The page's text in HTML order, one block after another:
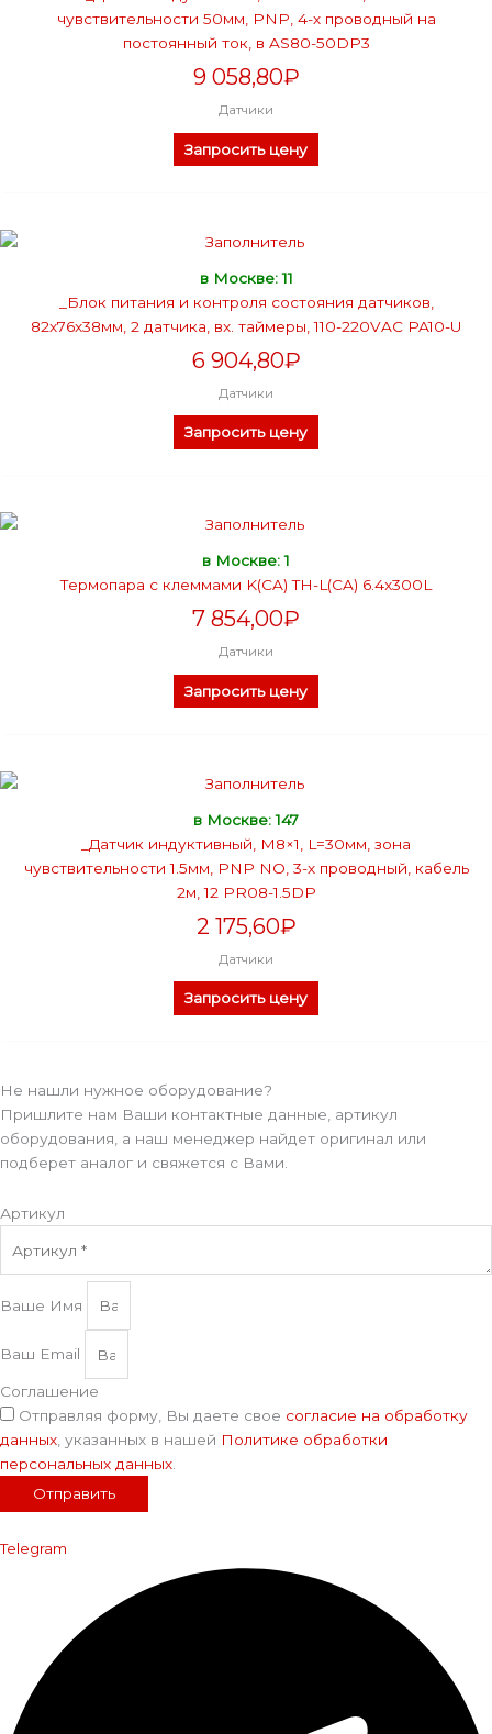
чувствительности 50мм, PNP, 4-х проводный на
постоянный ток, в AS80-50DP3
9 058,80₽
Датчики
Запросить цену
в Москве: 11
_Блок питания и контроля состояния датчиков,
82х76х38мм, 2 датчика, вх. таймеры, 110-220VAC PA10-U
6 904,80₽
Датчики
Запросить цену
в Москве: 1
Термопара с клеммами K(CA) TH-L(CA) 6.4x300L
7 854,00₽
Датчики
Запросить цену
в Москве: 147
_Датчик индуктивный, М8×1, L=30мм, зона
чувствительности 1.5мм, PNP NO, 3-х проводный, кабель
2м, 12 PR08-1.5DP
2 175,60₽
Датчики
Запросить цену
Не нашли нужное оборудование?
Пришлите нам Ваши контактные данные, артикул
оборудования, а наш менеджер найдет оригинал или
подберет аналог и свяжется с Вами.
Артикул
Ваше Имя
Ваш Email
Соглашение
Отправляя форму, Вы даете свое согласие на обработку
данных , указанных в нашей Политике обработки
персональных данных
Отправить
Telegram